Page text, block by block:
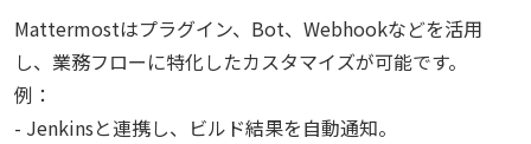
Mattermostはプラグイン、Bot、Webhookなどを活用
し、業務フローに特化したカスタマイズが可能です。
例：
- Jenkinsと連携し、ビルド結果を自動通知。